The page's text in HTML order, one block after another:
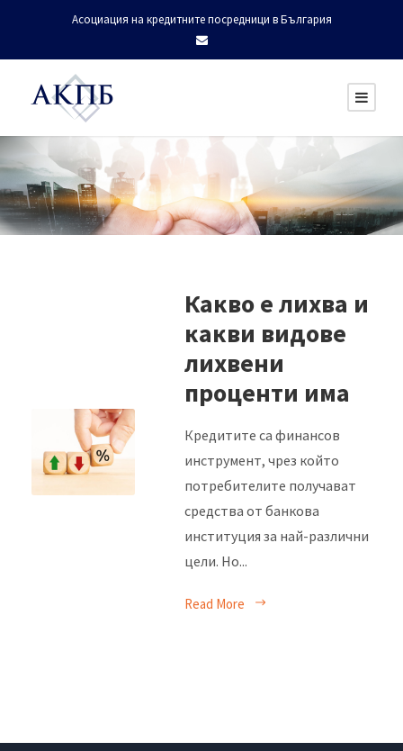
Асоциация на кредитните посредници в България
Какво е лихва и
какви видове
лихвени
проценти има
Кредитите са финансов
инструмент, чрез който
потребителите получават
средства от банкова
институция за най-различни
цели. Но...
Read More